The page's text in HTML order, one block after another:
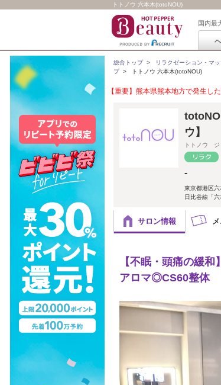
トトノウ 六本木(totoNOU)
国内最
総合トップ> リラクゼーション・マ
プ> トトノウ 六本木(totoNOU)
【重要】熊本県熊本地方で発生し
ウ】
トトノウ ジ
-
東京都港区
日比谷線「
サロン情報
【不眠・頭痛の緩
アロマ◎CS60整体